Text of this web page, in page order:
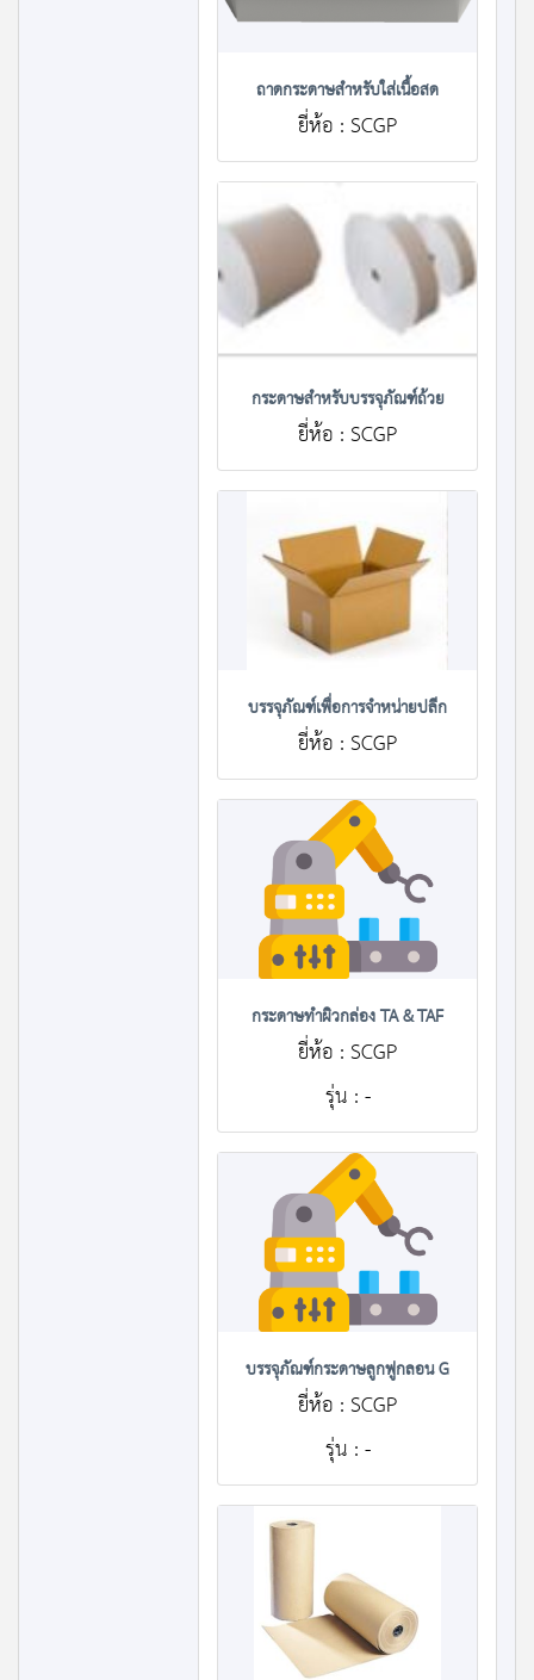
ถาดกระดาษสำหรับใส่เนื้อสด
ยี่ห้อ : SCGP
กระดาษสำหรับบรรจุภัณฑ์ถ้วย
ยี่ห้อ : SCGP
บรรจุภัณฑ์เพื่อการจำหน่ายปลีก
ยี่ห้อ : SCGP
กระดาษทำผิวกล่อง TA & TAF
ยี่ห้อ : SCGP
รุ่น : -
บรรจุภัณฑ์กระดาษลูกฟูกลอน G
ยี่ห้อ : SCGP
รุ่น : -